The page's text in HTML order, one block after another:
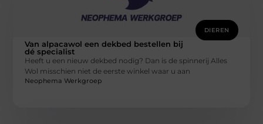
DIEREN
Van alpacawol een dekbed bestellen bij
dé specialist
Heeft u een nieuw dekbed nodig? Dan is de spinnerij Alles
Wol misschien niet de eerste winkel waar u aan
Neophema Werkgroep